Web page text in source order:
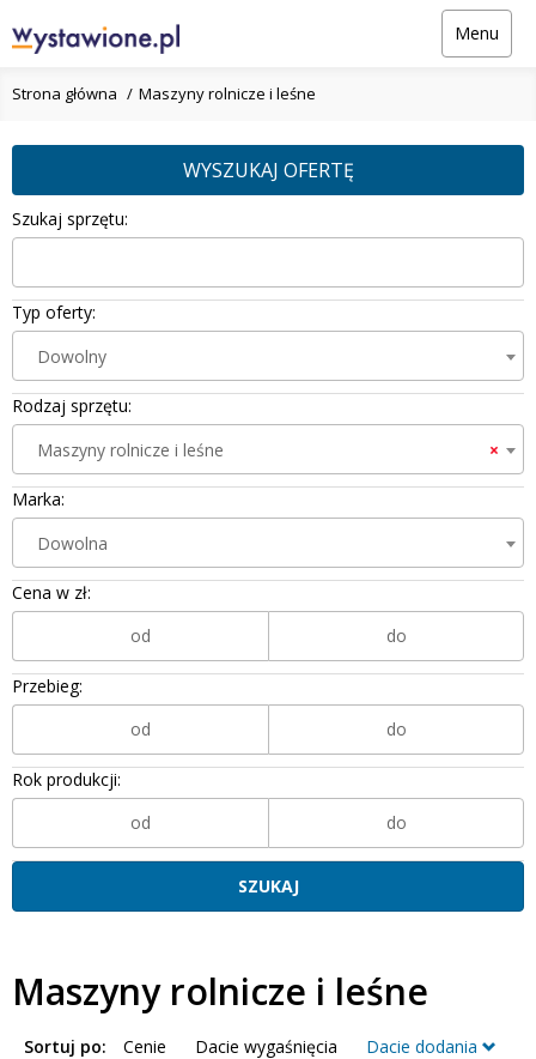
Menu
Strona główna Maszyny rolnicze i leśne
WYSZUKAJ OFERTĘ
Szukaj sprzętu:
Typ oferty:
Dowolny
Rodzaj sprzętu:
×
Maszyny rolnicze i leśne
Marka:
Dowolna
Cena w zł:
Przebieg:
Rok produkcji:
Maszyny rolnicze i leśne
Sortuj po: Cenie Dacie wygaśnięcia Dacie dodania